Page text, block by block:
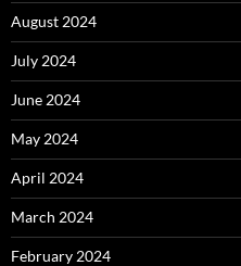
August 2024
July 2024
June 2024
May 2024
April 2024
March 2024
February 2024